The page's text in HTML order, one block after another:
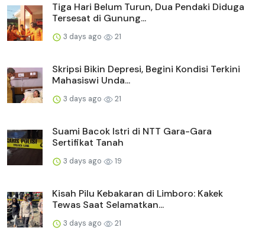
Tiga Hari Belum Turun, Dua Pendaki Diduga
Tersesat di Gunung...
3 days ago 21
Skripsi Bikin Depresi, Begini Kondisi Terkini
Mahasiswi Unda...
3 days ago 21
Suami Bacok Istri di NTT Gara-Gara
Sertifikat Tanah
3 days ago 19
Kisah Pilu Kebakaran di Limboro: Kakek
Tewas Saat Selamatkan...
3 days ago 21